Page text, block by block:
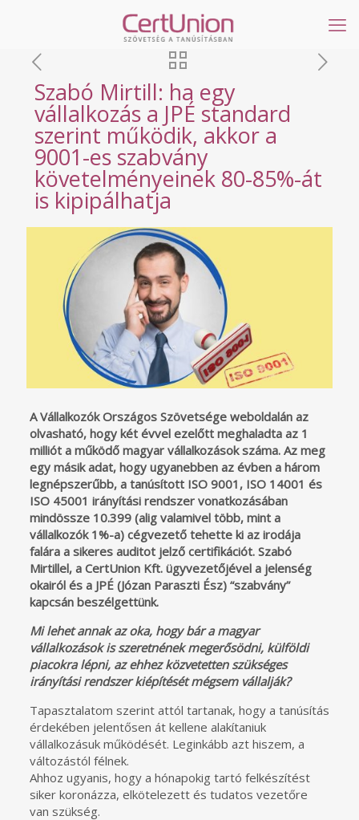
Szabó Mirtill: ha egy
vállalkozás a JPÉ standard
szerint működik, akkor a
9001-es szabvány
követelményeinek 80-85%-át
is kipipálhatja
A Vállalkozók Országos Szövetsége weboldalán az
olvasható, hogy két évvel ezelőtt meghaladta az 1
milliót a működő magyar vállalkozások száma. Az meg
egy másik adat, hogy ugyanebben az évben a három
legnépszerűbb, a tanúsított ISO 9001, ISO 14001 és
ISO 45001 irányítási rendszer vonatkozásában
mindössze 10.399 (alig valamivel több, mint a
vállalkozók 1%-a) cégvezető tehette ki az irodája
falára a sikeres auditot jelző certifikációt. Szabó
Mirtillel, a CertUnion Kft. ügyvezetőjével a jelenség
okairól és a JPÉ (Józan Paraszti Ész) “szabvány”
kapcsán beszélgettünk.
Mi lehet annak az oka, hogy bár a magyar
vállalkozások is szeretnének megerősödni, külföldi
piacokra lépni, az ehhez közvetetten szükséges
irányítási rendszer kiépítését mégsem vállalják?
Tapasztalatom szerint attól tartanak, hogy a tanúsítás
érdekében jelentősen át kellene alakítaniuk
vállalkozásuk működését. Leginkább azt hiszem, a
változástól félnek.
Ahhoz ugyanis, hogy a hónapokig tartó felkészítést
siker koronázza, elkötelezett és tudatos vezetőre
van szükség.